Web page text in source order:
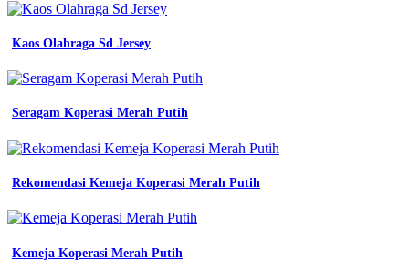
Kaos Olahraga Sd Jersey
Seragam Koperasi Merah Putih
Rekomendasi Kemeja Koperasi Merah Putih
Kemeja Koperasi Merah Putih